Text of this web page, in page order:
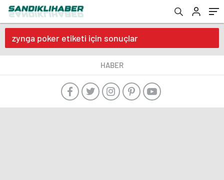
zynga poker etiketi için sonuçlar
HABER